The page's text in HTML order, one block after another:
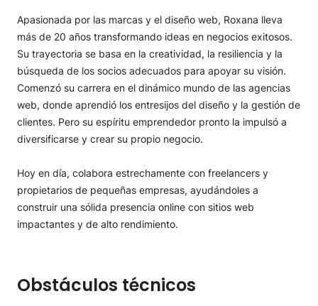
Apasionada por las marcas y el diseño web, Roxana lleva
más de 20 años transformando ideas en negocios exitosos.
Su trayectoria se basa en la creatividad, la resiliencia y la
búsqueda de los socios adecuados para apoyar su visión.
Comenzó su carrera en el dinámico mundo de las agencias
web, donde aprendió los entresijos del diseño y la gestión de
clientes. Pero su espíritu emprendedor pronto la impulsó a
diversificarse y crear su propio negocio.
Hoy en día, colabora estrechamente con freelancers y
propietarios de pequeñas empresas, ayudándoles a
construir una sólida presencia online con sitios web
impactantes y de alto rendimiento.
Obstáculos técnicos